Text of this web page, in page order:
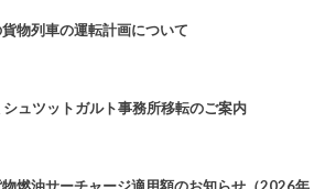
物列車の運転計画について
ュツットガルト事務所移転のご案内